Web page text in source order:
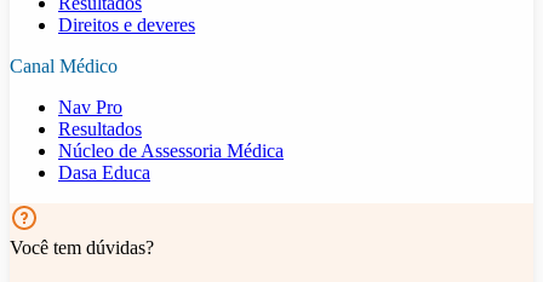
Direitos e deveres
Canal Médico
Nav Pro
Resultados
Núcleo de Assessoria Médica
Dasa Educa
Você tem dúvidas?